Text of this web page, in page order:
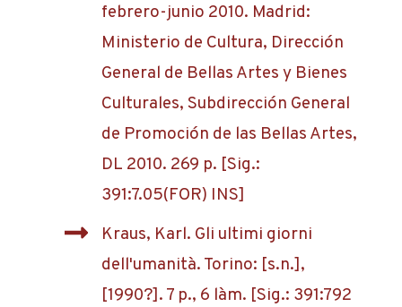
febrero-junio 2010. Madrid:
Ministerio de Cultura, Dirección
General de Bellas Artes y Bienes
Culturales, Subdirección General
de Promoción de las Bellas Artes,
DL 2010. 269 p. [Sig.:
391:7.05(FOR) INS]
Kraus, Karl. Gli ultimi giorni
dell'umanità. Torino: [s.n.],
[1990?]. 7 p., 6 làm. [Sig.: 391:792